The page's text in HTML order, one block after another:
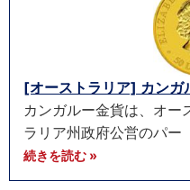
[オーストラリア] カンガ
カンガルー金貨は、オー
ラリア州政府公営のパー
続きを読む »